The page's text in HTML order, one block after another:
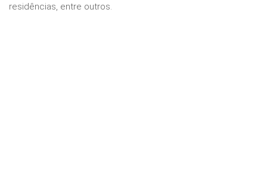
residências, entre outros.